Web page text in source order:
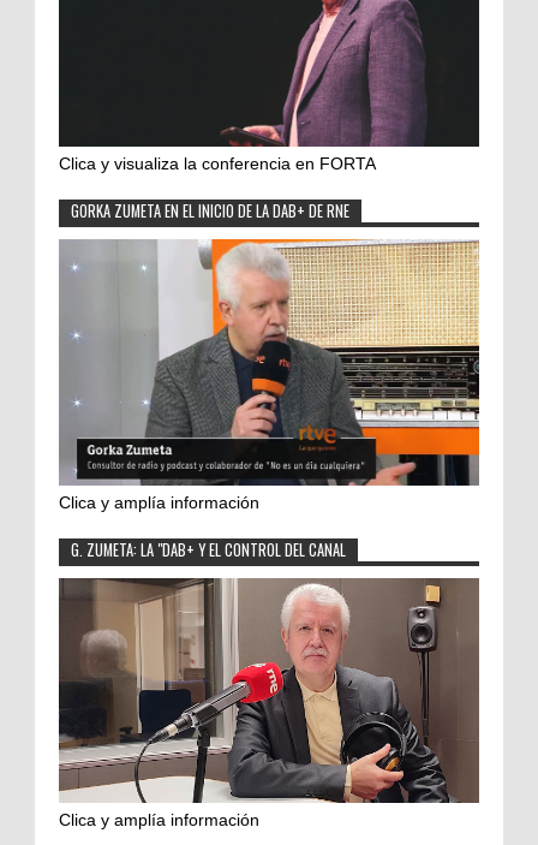
Clica y visualiza la conferencia en FORTA
GORKA ZUMETA EN EL INICIO DE LA DAB+ DE RNE
Clica y amplía información
G. ZUMETA: LA "DAB+ Y EL CONTROL DEL CANAL
Clica y amplía información